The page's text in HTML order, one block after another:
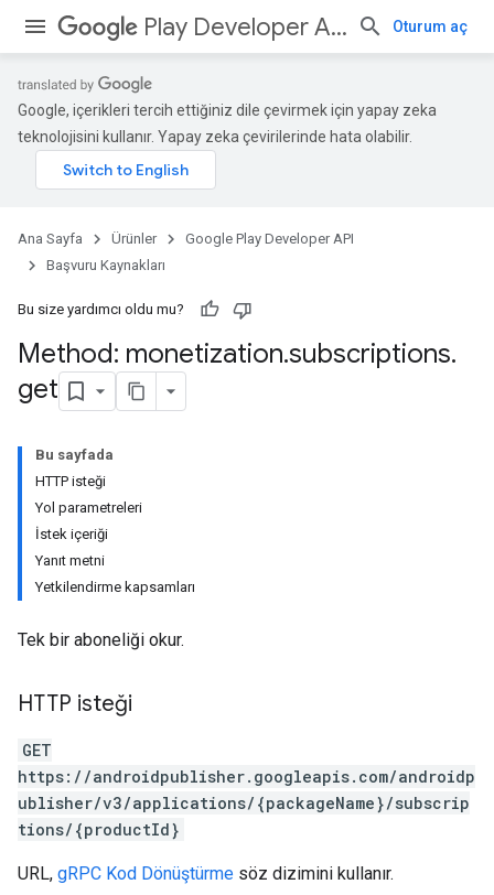
Play Developer API Oturum aç
Google, içerikleri tercih ettiğiniz dile çevirmek için yapay zeka
teknolojisini kullanır. Yapay zeka çevirilerinde hata olabilir.
Ana Sayfa Ürünler
Google Play Developer API
Başvuru Kaynakları
Bu size yardımcı oldu mu?
Method: monetization.subscriptions.
get
Bu sayfada
HTTP isteği
Yol parametreleri
İstek içeriği
Yanıt metni
Yetkilendirme kapsamları
Tek bir aboneliği okur.
HTTP isteği
GET
https://androidpublisher.googleapis.com/androidp
ublisher/v3/applications/{packageName}/subscrip
tions/{productId}
URL, gRPC Kod Dönüştürme söz dizimini kullanır.